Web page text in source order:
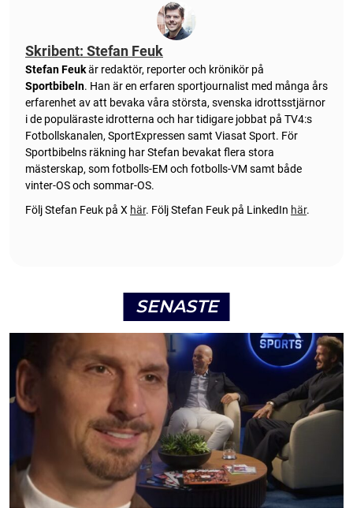
Skribent: Stefan Feuk
Stefan Feukär redaktör, reporter och krönikör på
Sportbibeln. Han är en erfaren sportjournalist med många års
erfarenhet av att bevaka våra största, svenska idrottsstjärnor
i de populäraste idrotterna och har tidigare jobbat på TV4:s
Fotbollskanalen, SportExpressen samt Viasat Sport. För
Sportbibelns räkning har Stefan bevakat flera stora
mästerskap, som fotbolls-EM och fotbolls-VM samt både
vinter-OS och sommar-OS.
Följ Stefan Feuk på X här. Följ Stefan Feuk på LinkedIn här.
SENASTE